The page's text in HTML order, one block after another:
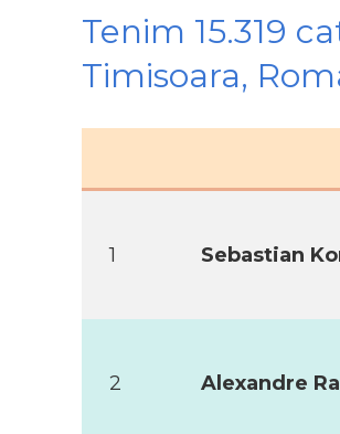
Tenim 15.319
Timisoara,
1 Sebastian
2 Alexandre